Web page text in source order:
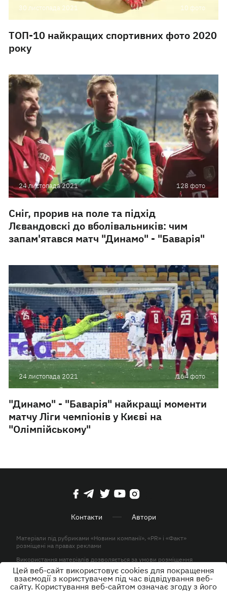
30 листопада 2021 10 фото
ТОП-10 найкращих спортивних фото 2020
року
24 листопада 2021 128 фото
Сніг, прорив на поле та підхід
Лєвандовскі до вболівальників: чим
запам'ятався матч "Динамо" - "Баварія"
24 листопада 2021 164 фото
"Динамо" - "Баварія" найкращі моменти
матчу Ліги чемпіонів у Києві на
"Олімпійському"
Контакти Автори
Матеріали під рубриками «Новини компанії», «PR» і «Факт»
розміщені на правах реклами
Використання матеріалів дозволяється за умови розміщення
активного гіперпосилання на KP.UA в першому абзаці.
© ТОВ «ЮЛАВ МЕДІА» 2026. Всі права захищені.
Цей веб-сайт використовує cookies для покращення
взаємодії з користувачем під час відвідування веб-
сайту. Користування веб-сайтом означає згоду з його